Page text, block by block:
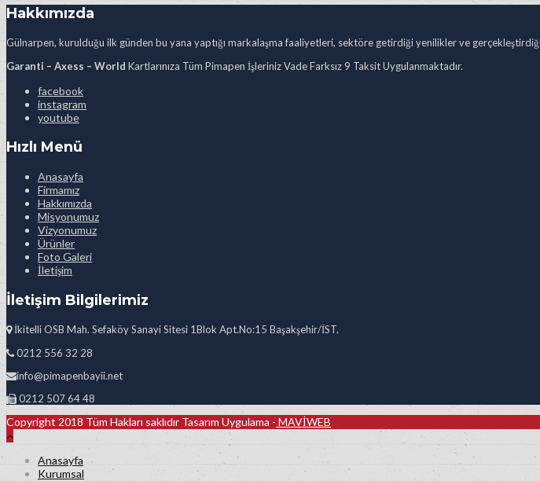
Hakkımızda
Gülnarpen, kurulduğu ilk günden bu yana yaptığı markalaşma faaliyetleri, sektöre getirdiği yenilikler ve
Garanti – Axess – World Kartlarınıza Tüm Pimapen İşleriniz Vade Farksız 9 Taksit Uygulanmaktadır.
facebook
instagram
youtube
Hızlı Menü
Anasayfa
Firmamız
Hakkımızda
Misyonumuz
Vizyonumuz
Ürünler
Foto Galeri
İletişim
İletişim Bilgilerimiz
İkitelli OSB Mah. Sefaköy Sanayi Sitesi 1Blok Apt.No:15 Başakşehir/İST.
0212 556 32 28
info@pimapenbayii.net
0212 507 64 48
Copyright 2018 Tüm Hakları saklıdır Tasarım Uygulama - MAVİWEB
Anasayfa
Kurumsal